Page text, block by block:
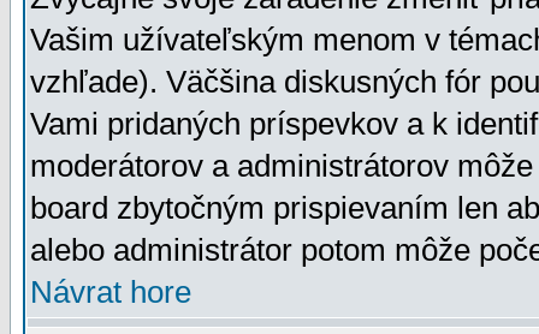
Vašim užívateľským menom v
vzhľade). Väčšina diskusných fór
Vami pridaných príspevkov a k
moderátorov a administrátorov
board zbytočným prispievaním len
alebo administrátor potom môže
Návrat hore